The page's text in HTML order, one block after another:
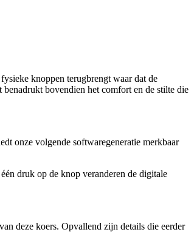
knoppen terugbrengt waar dat de
bovendien het comfort en de stilte die
onze volgende softwaregeneratie merkbaar
druk op de knop veranderen de digitale
deze koers. Opvallend zijn details die eerder